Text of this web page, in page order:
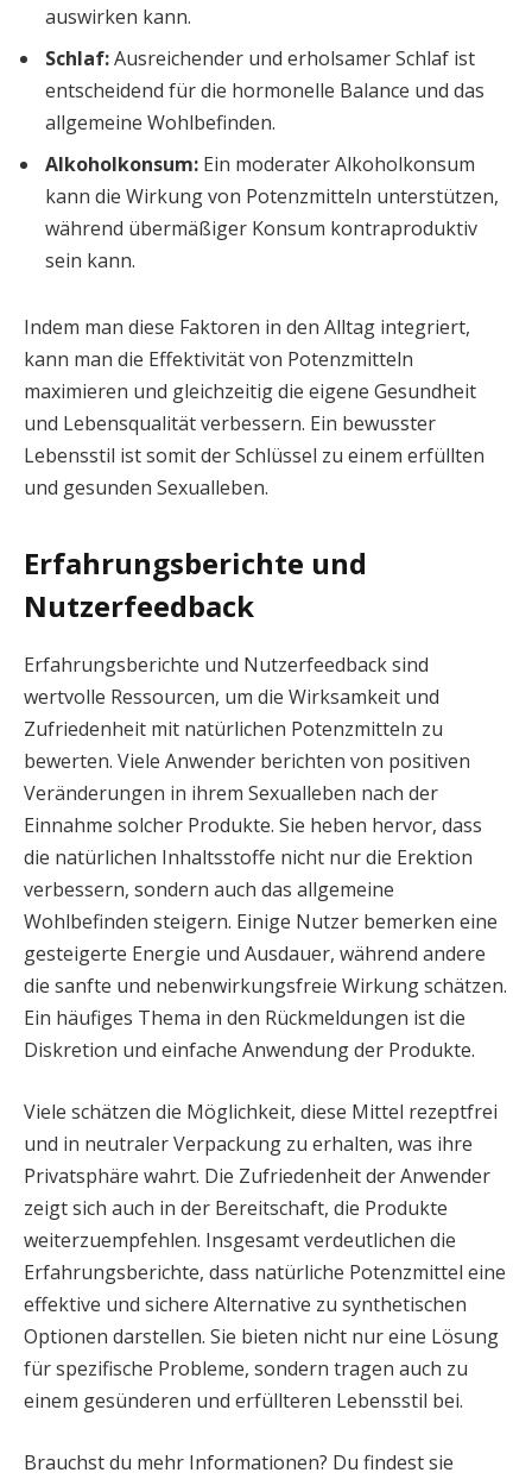
auswirken kann.
Schlaf:Ausreichender und erholsamer Schlaf ist
entscheidend für die hormonelle Balance und das
allgemeine Wohlbefinden.
Alkoholkonsum: Ein moderater Alkoholkonsum
kann die Wirkung von Potenzmitteln unterstützen,
während übermäßiger Konsum kontraproduktiv
sein kann.
Indem man diese Faktoren in den Alltag integriert,
kann man die Effektivität von Potenzmitteln
maximieren und gleichzeitig die eigene Gesundheit
und Lebensqualität verbessern. Ein bewusster
Lebensstil ist somit der Schlüssel zu einem erfüllten
und gesunden Sexualleben.
Erfahrungsberichte und
Nutzerfeedback
Erfahrungsberichte und Nutzerfeedback sind
wertvolle Ressourcen, um die Wirksamkeit und
Zufriedenheit mit natürlichen Potenzmitteln zu
bewerten. Viele Anwender berichten von positiven
Veränderungen in ihrem Sexualleben nach der
Einnahme solcher Produkte. Sie heben hervor, dass
die natürlichen Inhaltsstoffe nicht nur die Erektion
verbessern, sondern auch das allgemeine
Wohlbefinden steigern. Einige Nutzer bemerken eine
gesteigerte Energie und Ausdauer, während andere
die sanfte und nebenwirkungsfreie Wirkung schätzen.
Ein häufiges Thema in den Rückmeldungen ist die
Diskretion und einfache Anwendung der Produkte.
Viele schätzen die Möglichkeit, diese Mittel rezeptfrei
und in neutraler Verpackung zu erhalten, was ihre
Privatsphäre wahrt. Die Zufriedenheit der Anwender
zeigt sich auch in der Bereitschaft, die Produkte
weiterzuempfehlen. Insgesamt verdeutlichen die
Erfahrungsberichte, dass natürliche Potenzmittel eine
effektive und sichere Alternative zu synthetischen
Optionen darstellen. Sie bieten nicht nur eine Lösung
für spezifische Probleme, sondern tragen auch zu
einem gesünderen und erfüllteren Lebensstil bei.
Brauchst du mehr Informationen? Du findest sie